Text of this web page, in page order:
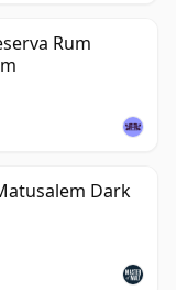
Rum
Dark